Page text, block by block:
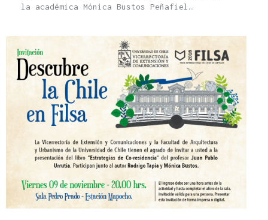
la académica Mónica Bustos Peñafiel…